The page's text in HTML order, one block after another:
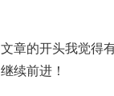
文章的开头我觉得
继续前进！